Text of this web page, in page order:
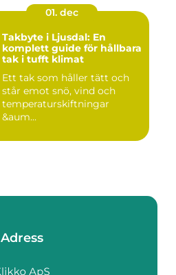
01. dec
Takbyte i Ljusdal: En
komplett guide för hållbara
tak i tufft klimat
Ett tak som håller tätt och
står emot snö, vind och
temperaturskiftningar
&aum...
Adress